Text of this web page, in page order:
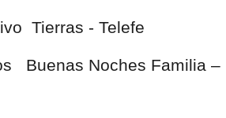
Tierras - Telefe
Buenas Noches Familia –